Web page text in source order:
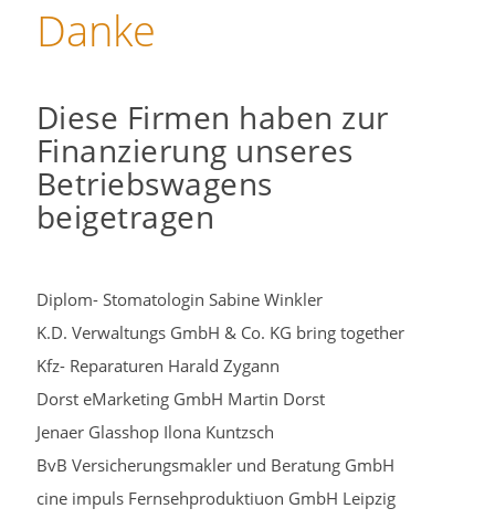
Danke
Diese Firmen haben zur
Finanzierung unseres
Betriebswagens
beigetragen
Diplom- Stomatologin Sabine Winkler
K.D. Verwaltungs GmbH & Co. KG bring together
Kfz- Reparaturen Harald Zygann
Dorst eMarketing GmbH Martin Dorst
Jenaer Glasshop Ilona Kuntzsch
BvB Versicherungsmakler und Beratung GmbH
cine impuls Fernsehproduktiuon GmbH Leipzig